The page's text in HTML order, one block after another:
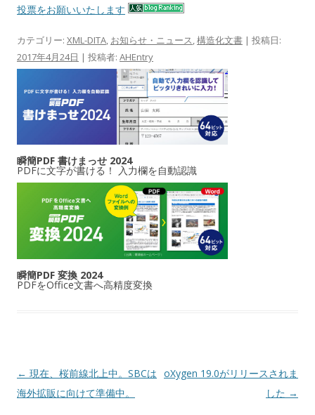
投票をお願いいたします
カテゴリー: XML-DITA, お知らせ・ニュース,構造化文書 | 投稿日:
2017年4月24日 | 投稿者: AHEntry
瞬簡PDF 書けまっせ 2024
PDFに文字が書ける！ 入力欄を自動認識
瞬簡PDF 変換 2024
PDFをOffice文書へ高精度変換
投稿ナビゲーション
← 現在、桜前線北上中。SBCは
海外拡販に向けて準備中。
oXygen 19.0がリリースされま
した →